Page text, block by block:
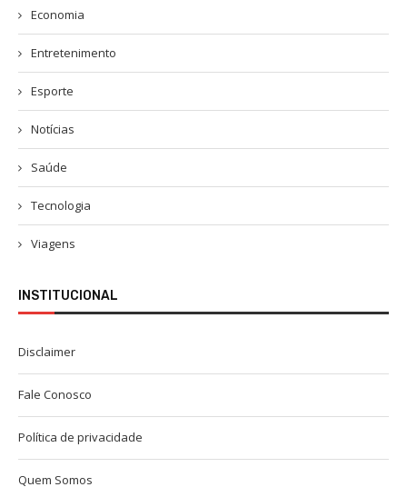
Economia
Entretenimento
Esporte
Notícias
Saúde
Tecnologia
Viagens
INSTITUCIONAL
Disclaimer
Fale Conosco
Política de privacidade
Quem Somos